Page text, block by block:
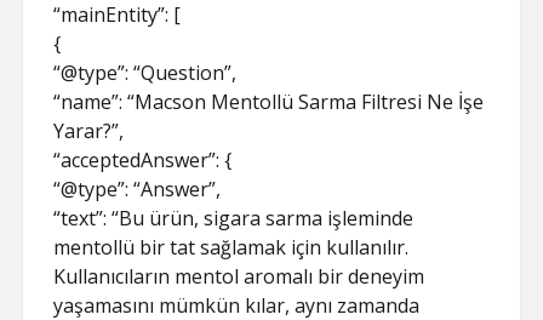
“mainEntity”: [
{
“@type”: “Question”,
“name”: “Macson Mentollü Sarma Filtresi Ne İşe
Yarar?”,
“acceptedAnswer”: {
“@type”: “Answer”,
“text”: “Bu ürün, sigara sarma işleminde
mentollü bir tat sağlamak için kullanılır.
Kullanıcıların mentol aromalı bir deneyim
yaşamasını mümkün kılar, aynı zamanda